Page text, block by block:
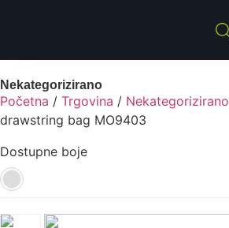
Nekategorizirano
Početna / Trgovina / Nekategorizirano
drawstring bag MO9403
Dostupne boje